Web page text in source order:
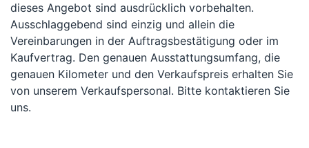
dieses Angebot sind ausdrücklich vorbehalten.
Ausschlaggebend sind einzig und allein die
Vereinbarungen in der Auftragsbestätigung oder im
Kaufvertrag. Den genauen Ausstattungsumfang, die
genauen Kilometer und den Verkaufspreis erhalten Sie
von unserem Verkaufspersonal. Bitte kontaktieren Sie
uns.